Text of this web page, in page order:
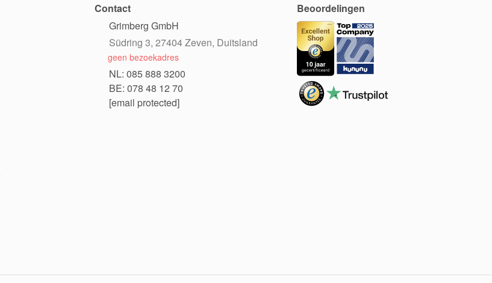
Contact
Grimberg GmbH
Südring 3, 27404 Zeven, Duitsland
geen bezoekadres
NL: 085 888 3200
BE: 078 48 12 70
[email protected]
Beoordelingen